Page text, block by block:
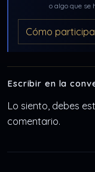
o algo que se
Cómo
Escribir en la
Lo siento, debes
comentario.